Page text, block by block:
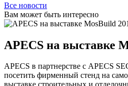
Все новости
Вам может быть интересно
APECS на выставке
APECS в партнерстве с APECS
посетить фирменный стенд на